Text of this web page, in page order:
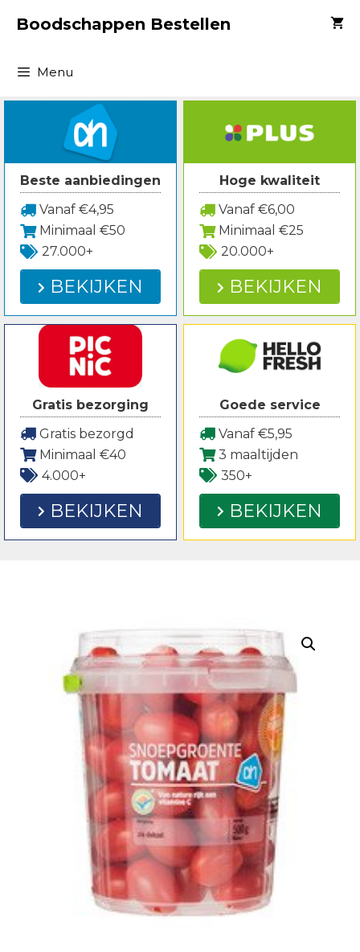
naarBoodschappen Bestellen
Menu
Beste aanbiedingen
Vanaf €4,95
Minimaal €50
27.000+
BEKIJKEN
Hoge kwaliteit
Vanaf €6,00
Minimaal €25
20.000+
BEKIJKEN
Gratis bezorging
Gratis bezorgd
Minimaal €40
4.000+
BEKIJKEN
Goede service
Vanaf €5,95
3 maaltijden
350+
BEKIJKEN